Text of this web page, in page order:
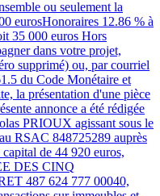
ou seulement la
eurosHonoraires 12.86 % à
35 000 euros Hors
dans votre projet,
supprimé) ou, par courriel
du Code Monétaire et
la présentation d'une pièce
annonce a été rédigée
PRIOUX agissant sous le
RSAC 848725289 auprès
de 44 920 euros,
DES CINQ
487 624 777 00040,